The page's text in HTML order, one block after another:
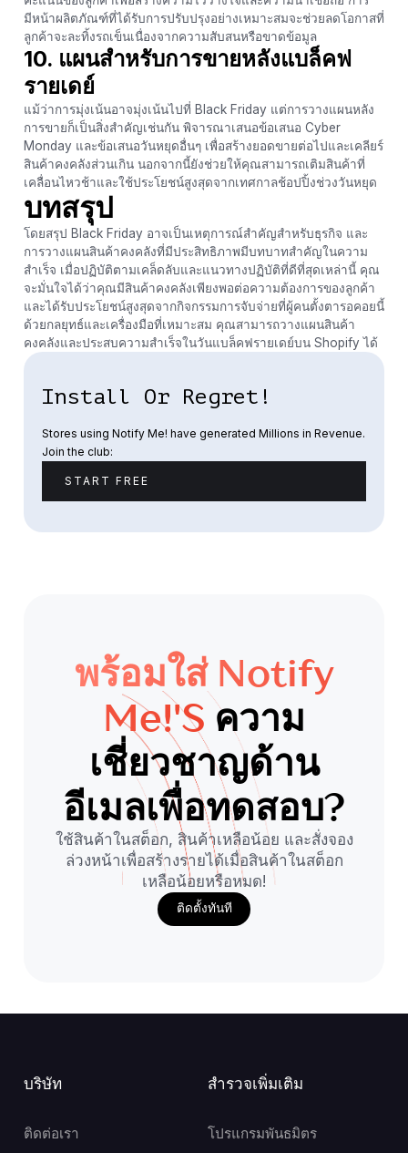
มีหน้าผลิตภัณฑ์ที่ได้รับการปรับปรุงอย่างเหมาะสมจะช่วยลดโอกาสที่
ลูกค้าจะละทิ้งรถเข็นเนื่องจากความสับสนหรือขาดข้อมูล
10. แผนสำหรับการขายหลังแบล็คฟ
รายเดย์
แม้ว่าการมุ่งเน้นอาจมุ่งเน้นไปที่ Black Friday แต่การวางแผนหลัง
การขายก็เป็นสิ่งสำคัญเช่นกัน พิจารณาเสนอข้อเสนอ Cyber ​​
Monday และข้อเสนอวันหยุดอื่นๆ เพื่อสร้างยอดขายต่อไปและเคลียร์
สินค้าคงคลังส่วนเกิน นอกจากนี้ยังช่วยให้คุณสามารถเติมสินค้าที่
เคลื่อนไหวช้าและใช้ประโยชน์สูงสุดจากเทศกาลช้อปปิ้งช่วงวันหยุด
บทสรุป
โดยสรุป Black Friday อาจเป็นเหตุการณ์สำคัญสำหรับธุรกิจ และ
การวางแผนสินค้าคงคลังที่มีประสิทธิภาพมีบทบาทสำคัญในความ
สำเร็จ เมื่อปฏิบัติตามเคล็ดลับและแนวทางปฏิบัติที่ดีที่สุดเหล่านี้ คุณ
จะมั่นใจได้ว่าคุณมีสินค้าคงคลังเพียงพอต่อความต้องการของลูกค้า
และได้รับประโยชน์สูงสุดจากกิจกรรมการจับจ่ายที่ผู้คนตั้งตารอคอยนี้
ด้วยกลยุทธ์และเครื่องมือที่เหมาะสม คุณสามารถวางแผนสินค้า
คงคลังและประสบความสำเร็จในวันแบล็คฟรายเดย์บน Shopify ได้
Install Or Regret!
Stores using Notify Me! have generated Millions in Revenue.
Join the club:
START FREE
พร้อมใส่ Notify
Me!'s ความ
เชี่ยวชาญด้าน
อีเมลเพื่อทดสอบ?
ใช้สินค้าในสต็อก, สินค้าเหลือน้อย และสั่งจอง
ล่วงหน้าเพื่อสร้างรายได้เมื่อสินค้าในสต็อก
เหลือน้อยหรือหมด!
ติดตั้งทันที
บริษัท
ติดต่อเรา
สำรวจเพิ่มเติม
โปรแกรมพันธมิตร